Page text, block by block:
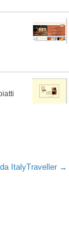
ItalyTraveller →